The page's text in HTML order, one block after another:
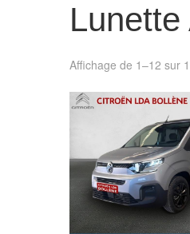
Affichage de 1–12 sur